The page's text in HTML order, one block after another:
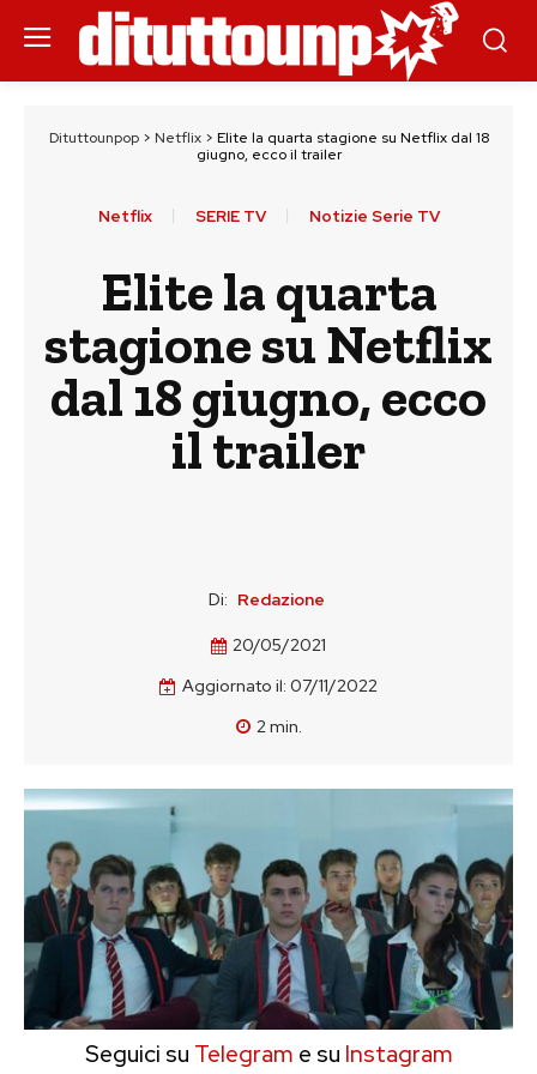
Dituttounpop> Netflix> Elite la quarta stagione su Netflix dal 18
giugno, ecco il trailer
Netflix SERIE TV Notizie Serie TV
Elite la quarta
stagione su Netflix
dal 18 giugno, ecco
il trailer
Di: Redazione
20/05/2021
Aggiornato il: 07/11/2022
2min.
Seguici su Telegram e su Instagram